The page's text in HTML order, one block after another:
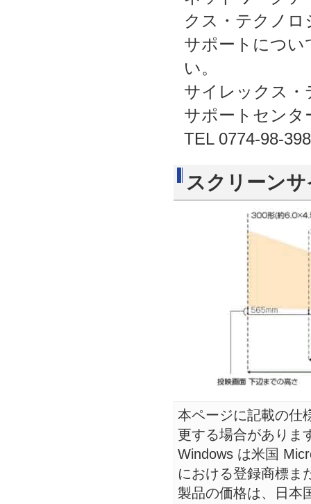
クス・テクノロ
サポートについ
い。
サイレックス
サポートセンタ
TEL 0774-98-
スクリーン
本ページに記載の仕
更する場合がありま
Windows は米国
における登録商標ま
製品の価格は、日本